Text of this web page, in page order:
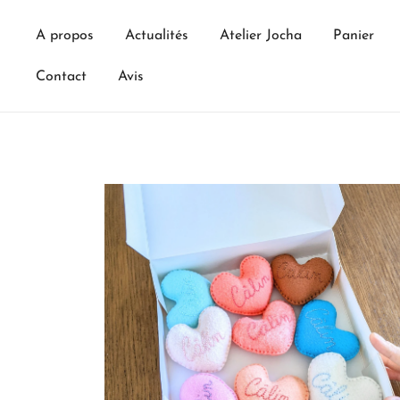
A propos Actualités Atelier Jocha Panier
Contact Avis